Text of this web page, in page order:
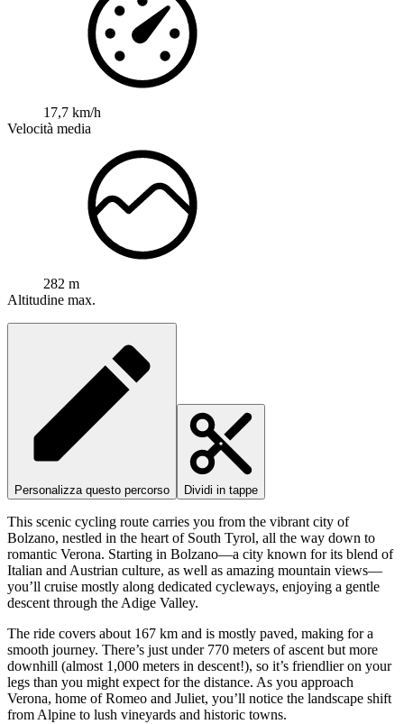
17,7 km/h
Velocità media
282 m
Altitudine max.
Personalizza questo percorso Dividi in tappe
This scenic cycling route carries you from the vibrant city of
Bolzano, nestled in the heart of South Tyrol, all the way down to
romantic Verona. Starting in Bolzano—a city known for its blend of
Italian and Austrian culture, as well as amazing mountain views—
you’ll cruise mostly along dedicated cycleways, enjoying a gentle
descent through the Adige Valley.
The ride covers about 167 km and is mostly paved, making for a
smooth journey. There’s just under 770 meters of ascent but more
downhill (almost 1,000 meters in descent!), so it’s friendlier on your
legs than you might expect for the distance. As you approach
Verona, home of Romeo and Juliet, you’ll notice the landscape shift
from Alpine to lush vineyards and historic towns.